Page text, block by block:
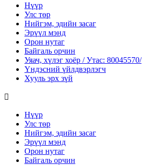
Нүүр
Улс төр
Нийгэм, эдийн засаг
Эрүүл мэнд
Орон нутаг
Байгаль орчин
Уяач, хүлэг хоёр / Утас: 80045570/
Үндэсний үйлдвэрлэгч
Хууль эрх зүй
Нүүр
Улс төр
Нийгэм, эдийн засаг
Эрүүл мэнд
Орон нутаг
Байгаль орчин